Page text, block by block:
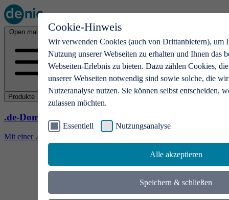
Cookie-Hinweis
Wir verwenden Cookies (auch von Drittanbietern), um
Nutzung unserer Webseiten zu erhalten und Ihnen das
Webseiten-Erlebnis zu bieten. Dazu zählen Cookies,
unserer Webseiten notwendig sind sowie solche, die
Nutzeranalyse nutzen. Sie können selbst entscheiden,
zulassen möchten.
Essentiell Nutzungsanalyse
Alle akzeptieren
Speichern & schließen
Open main menu
Produkte
.de-Domains
Mit einer .de-Domain erhalten Ideen eine Bühne